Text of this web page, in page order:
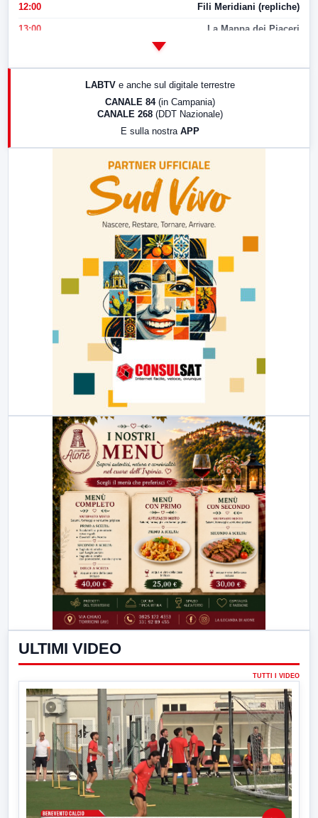
12:00 Fili Meridiani (repliche)
13:00 La Mappa dei Piaceri
17:00 LabNews (replica)
LABTV e anche sul digitale terrestre
CANALE 84 (in Campania)
CANALE 268 (DDT Nazionale)
E sulla nostra APP
ULTIMI VIDEO
TUTTI I VIDEO